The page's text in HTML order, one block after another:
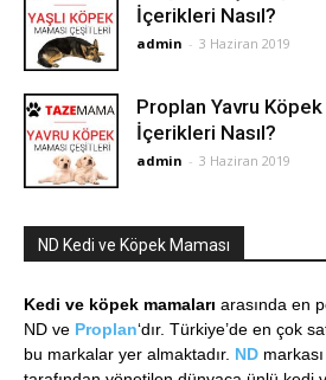
İçerikleri Nasıl?
admin - 3 Haziran 2019
Proplan Yavru
İçerikleri Nasıl?
admin - 3 Haziran 2019
ND Kedi ve Köpek Maması
Kedi ve köpek mamaları arasında en
ND ve Proplan‘dır. Türkiye’de en çok
bu markalar yer almaktadır. ND